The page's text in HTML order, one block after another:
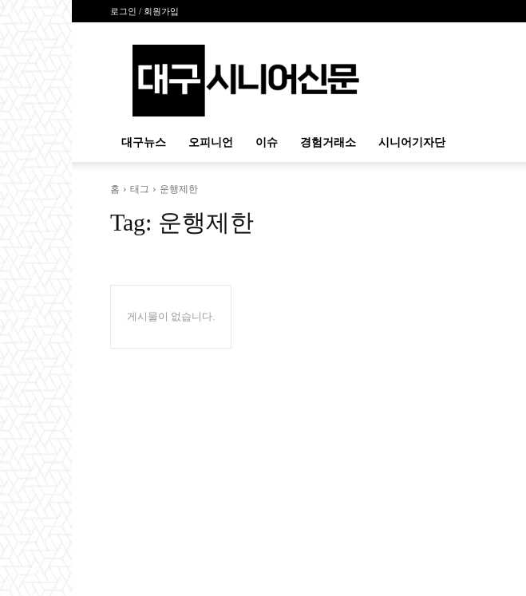
로그인 / 회원가입
시
대구뉴스 오피니언 이슈 경험거래소 시니어기자단
홈 태그 운행제한
Tag: 운행제한
게시물이 없습니다.